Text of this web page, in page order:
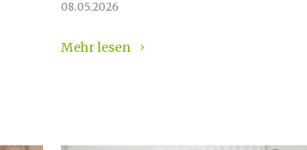
08.05.2026
Mehr lesen